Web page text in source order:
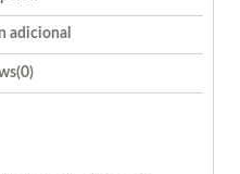
adicional